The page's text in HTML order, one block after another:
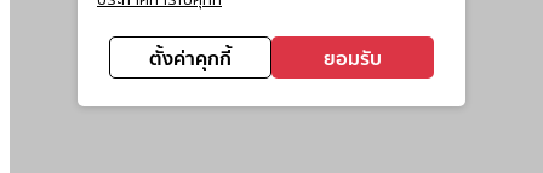
ตั้งค่าคุกกี้ ยอมรับ
information).